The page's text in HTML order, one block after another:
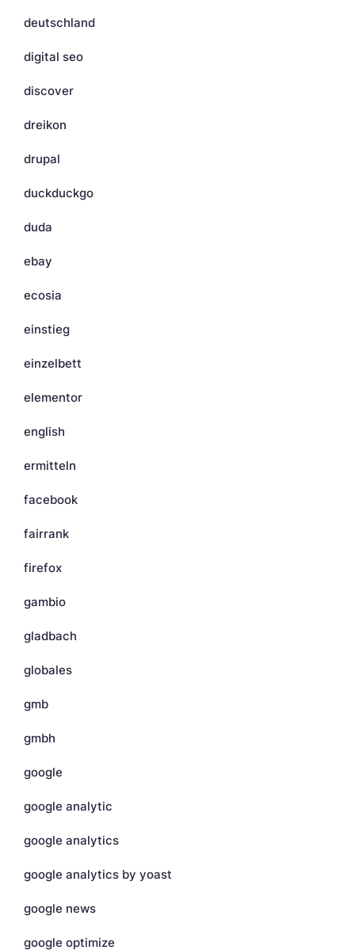
deutschland
digital seo
discover
dreikon
drupal
duckduckgo
duda
ebay
ecosia
einstieg
einzelbett
elementor
english
ermitteln
facebook
fairrank
firefox
gambio
gladbach
globales
gmb
gmbh
google
google analytic
google analytics
google analytics by yoast
google news
google optimize